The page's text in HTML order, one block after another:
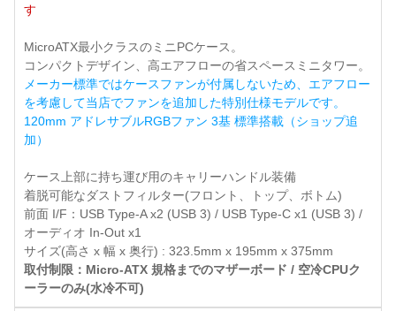
す
MicroATX最小クラスのミニPCケース。
コンパクトデザイン、高エアフローの省スペースミニタワー。
メーカー標準ではケースファンが付属しないため、エアフロー
を考慮して当店でファンを追加した特別仕様モデルです。
120mm アドレサブルRGBファン 3基 標準搭載（ショップ追
加）
ケース上部に持ち運び用のキャリーハンドル装備
着脱可能なダストフィルター(フロント、トップ、ボトム)
前面 I/F：USB Type-A x2 (USB 3) / USB Type-C x1 (USB 3) /
オーディオ In-Out x1
サイズ(高さ x 幅 x 奥行) : 323.5mm x 195mm x 375mm
取付制限：Micro-ATX 規格までのマザーボード / 空冷CPUク
ーラーのみ(水冷不可)